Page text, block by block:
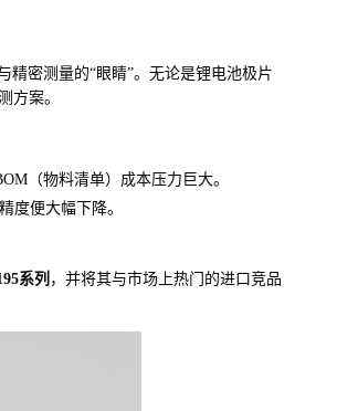
精密测量的“眼睛”。无论是锂电池极片
方案。
（物料清单）成本压力巨大。
度便大幅下降。
系列 ，并将其与市场上热门的进口竞品